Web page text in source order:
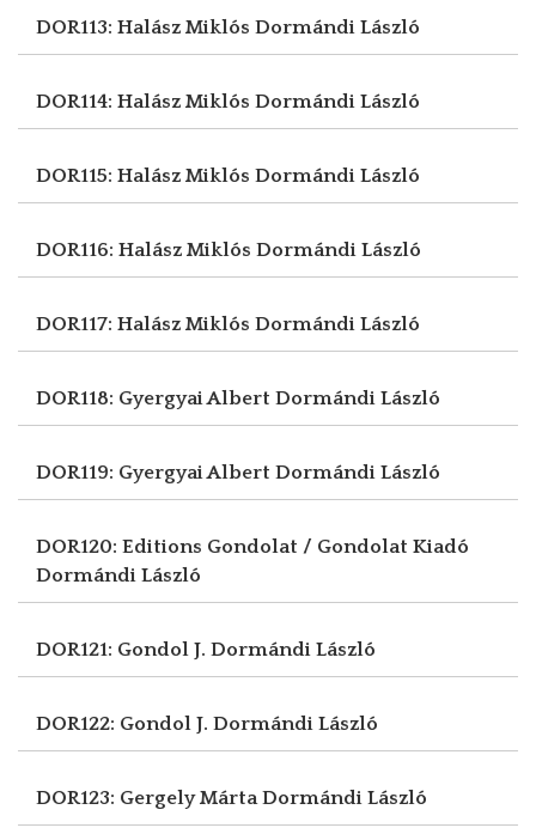
DOR113: Halász Miklós Dormándi László
DOR114: Halász Miklós Dormándi László
DOR115: Halász Miklós Dormándi László
DOR116: Halász Miklós Dormándi László
DOR117: Halász Miklós Dormándi László
DOR118: Gyergyai Albert Dormándi László
DOR119: Gyergyai Albert Dormándi László
DOR120: Editions Gondolat / Gondolat Kiadó
Dormándi László
DOR121: Gondol J. Dormándi László
DOR122: Gondol J. Dormándi László
DOR123: Gergely MártaDormándi László